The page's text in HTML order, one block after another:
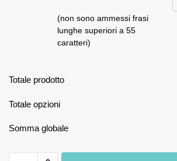
(non sono ammessi frasi
lunghe superiori a 55
caratteri)
Totale prodotto
Totale opzioni
Somma globale